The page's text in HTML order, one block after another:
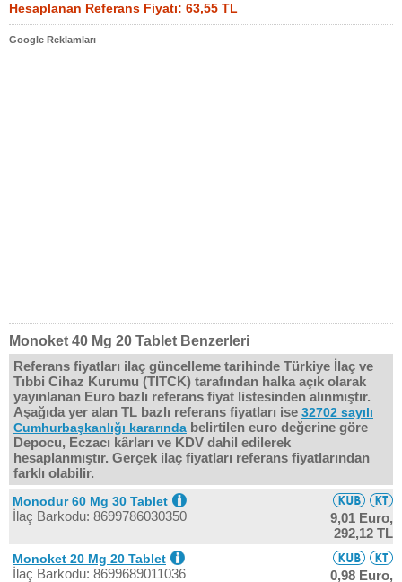
Hesaplanan Referans Fiyatı: 63,55 TL
Google Reklamları
Monoket 40 Mg 20 Tablet Benzerleri
Referans fiyatları ilaç güncelleme tarihinde Türkiye İlaç ve
Tıbbi Cihaz Kurumu (TITCK) tarafından halka açık olarak
yayınlanan Euro bazlı referans fiyat listesinden alınmıştır.
Aşağıda yer alan TL bazlı referans fiyatları ise 32702 sayılı
Cumhurbaşkanlığı kararında belirtilen euro değerine göre
Depocu, Eczacı kârları ve KDV dahil edilerek
hesaplanmıştır. Gerçek ilaç fiyatları referans fiyatlarından
farklı olabilir.
Monodur 60 Mg 30 Tablet
İlaç Barkodu: 8699786030350
9,01 Euro,
292,12 TL
Monoket 20 Mg 20 Tablet
İlaç Barkodu: 8699689011036
0,98 Euro,